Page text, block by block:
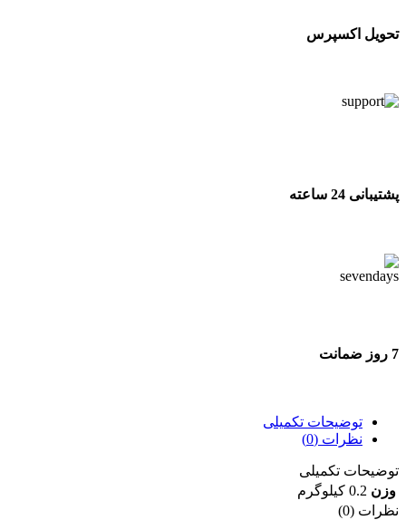
تحویل اکسپرس
پشتیبانی 24 ساعته
7 روز ضمانت
توضیحات تکمیلی
نظرات (0)
توضیحات تکمیلی
وزن 0.2 کیلوگرم
نظرات (0)